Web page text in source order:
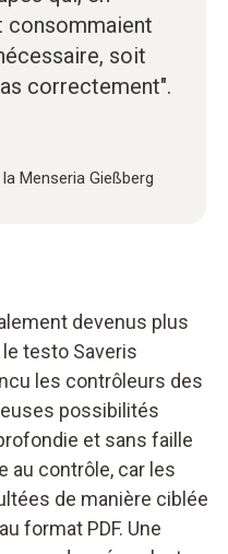
consommaient
soit
correctement".
Menseria Gießberg
devenus plus
testo Saveris
les contrôleurs des
possibilités
et sans faille
au contrôle, car les
de manière ciblée
format PDF. Une